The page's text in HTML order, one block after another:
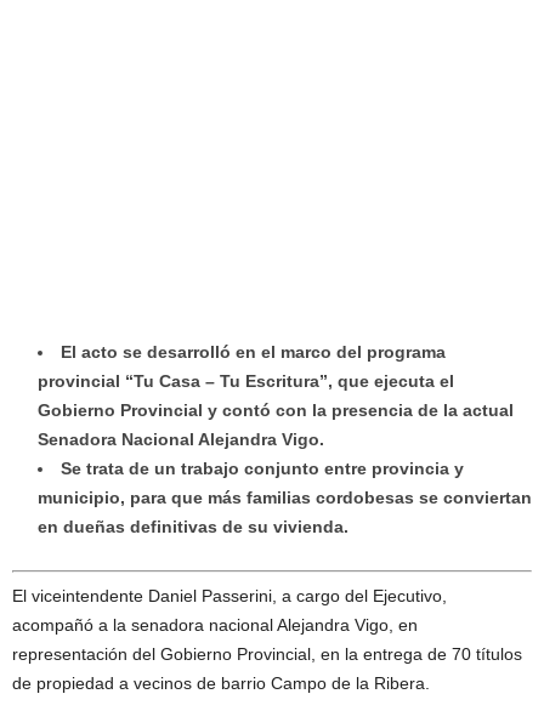
El acto se desarrolló en el marco del programa
provincial “Tu Casa – Tu Escritura”, que ejecuta el
Gobierno Provincial y contó con la presencia de la actual
Senadora Nacional Alejandra Vigo.
Se trata de un trabajo conjunto entre provincia y
municipio, para que más familias cordobesas se conviertan
en dueñas definitivas de su vivienda.
El viceintendente Daniel Passerini, a cargo del Ejecutivo,
acompañó a la senadora nacional Alejandra Vigo, en
representación del Gobierno Provincial, en la entrega de 70 títulos
de propiedad a vecinos de barrio Campo de la Ribera.